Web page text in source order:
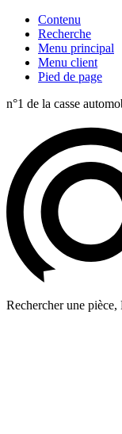
Contenu
Recherche
Menu principal
Menu client
Pied de page
n°1 de la casse
Rechercher une